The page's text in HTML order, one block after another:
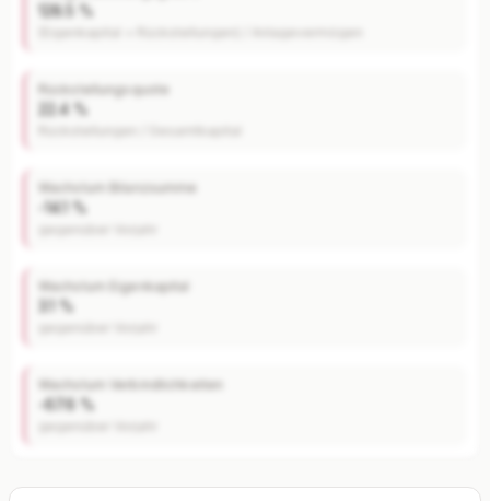
128.5 %
Rückstellungsquote
22.4 %
Wachstum Bilanzsumme
-14.1 %
Wachstum Eigenkapital
3.1 %
Wachstum Verbindlichkeiten
-67.6 %